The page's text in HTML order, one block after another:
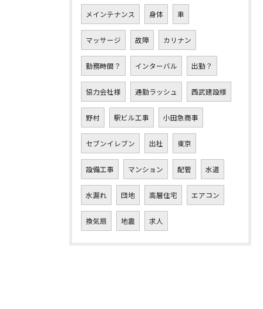
メインテナンス 身体 車
マッサージ 故障 カリナン
勤務時間？ インターバル 出勤？
協力会社様 通勤ラッシュ 西武建設様
野村 駅ビル工事 小田急商事
セブンイレブン 出社 東京
設備工事 マンション 配管 水道
水漏れ 団地 高層住宅 エアコン
換気扇 地震 求人